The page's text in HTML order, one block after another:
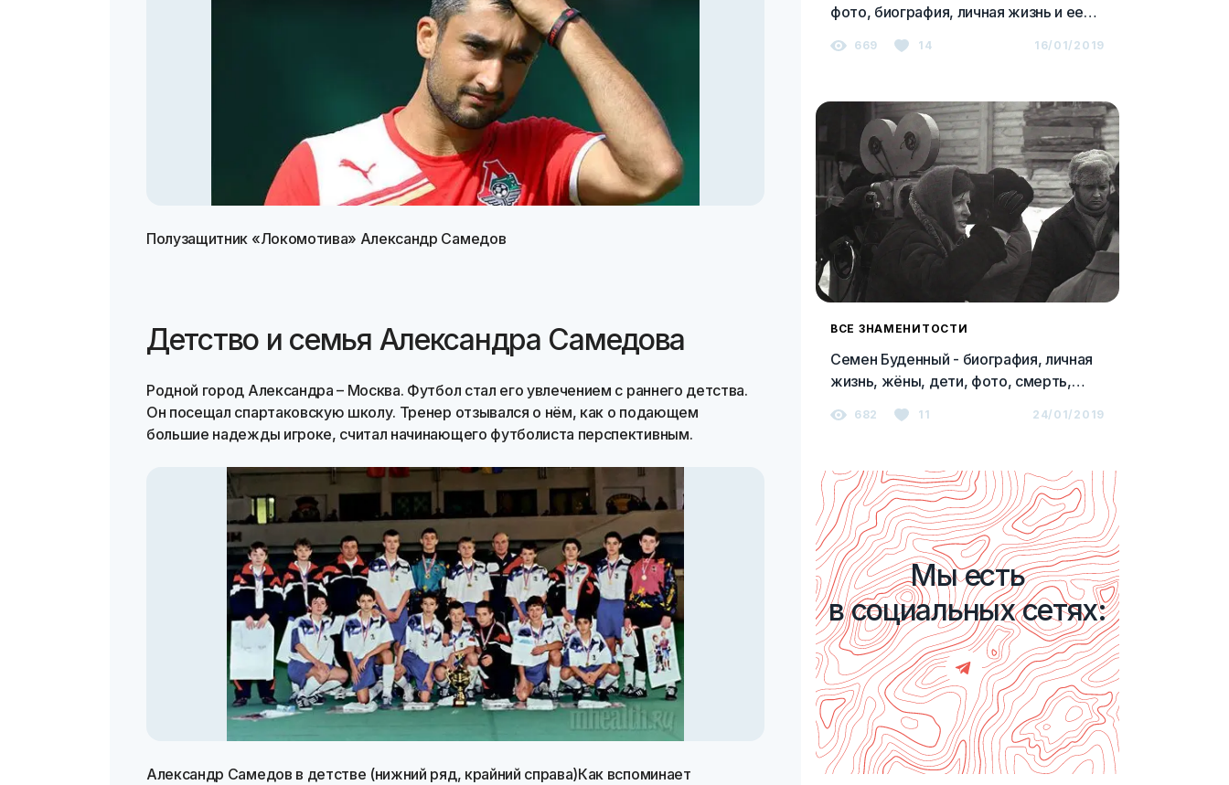
Полузащитник «Локомотива» Александр Самедов
Детство и семья Александра Самедова
Родной город Александра – Москва. Футбол стал его увлечением с раннего детства.
Он посещал спартаковскую школу. Тренер отзывался о нём, как о подающем
большие надежды игроке, считал начинающего футболиста перспективным.
Александр Самедов в детстве (нижний ряд, крайний справа)Как вспоминает
фото, биография, личная жизнь и ее
669 14 16/01/2019
ВСЕ ЗНАМЕНИТОСТИ
Семен Буденный - биография, личная
жизнь, жёны, дети, фото, смерть,
682 11 24/01/2019
Мы есть
в социальных сетях: